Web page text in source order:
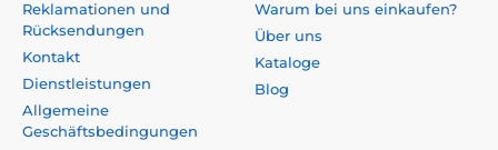
Reklamationen und
Rücksendungen
Kontakt
Dienstleistungen
Allgemeine
Geschäftsbedingungen
Warum bei uns einkaufen?
Über uns
Kataloge
Blog